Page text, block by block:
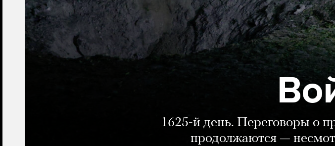
1625-й день. Переговоры о
продолжаются —